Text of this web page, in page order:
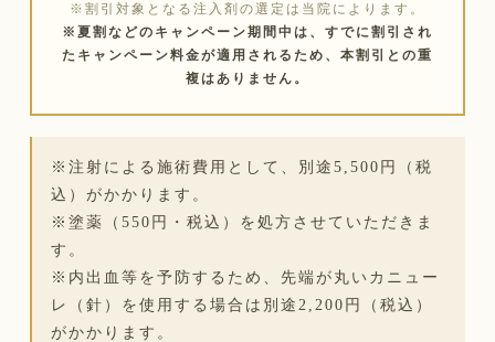
※割引対象となる注入剤の選定は当院によります。
※夏割などのキャンペーン期間中は、すでに割引され
たキャンペーン料金が適用されるため、本割引との重
複はありません。
※注射による施術費用として、別途5,500円（税
込）がかかります。
※塗薬（550円・税込）を処方させていただきま
す。
※内出血等を予防するため、先端が丸いカニュー
レ（針）を使用する場合は別途2,200円（税込）
がかかります。